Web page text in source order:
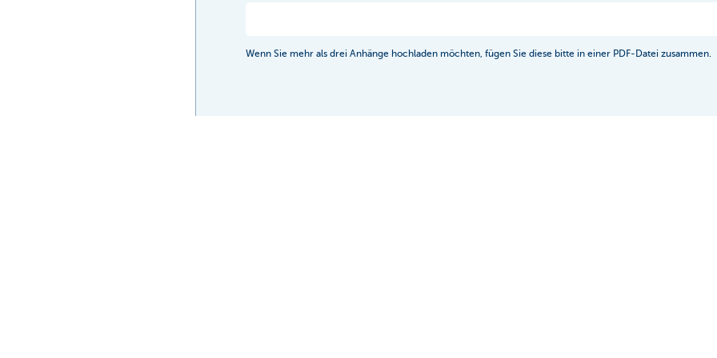
Wenn Sie mehr als drei Anhänge hochladen möchten, fügen Sie diese bitte in einer PDF-Datei zusammen.